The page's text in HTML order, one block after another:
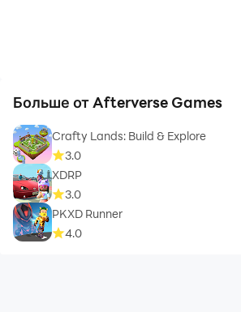
Больше от Afterverse Games
Crafty Lands: Build & Explore
3.0
XDRP
3.0
PKXD Runner
4.0